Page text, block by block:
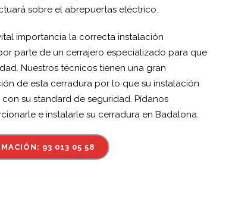
sobre el abrepuertas eléctrico.
importancia la correcta instalación
parte de un cerrajero especializado para que
Nuestros técnicos tienen una gran
de esta cerradura por lo que su instalación
su standard de seguridad. Pídanos
e instalarle su cerradura en Badalona.
93 013 05 58